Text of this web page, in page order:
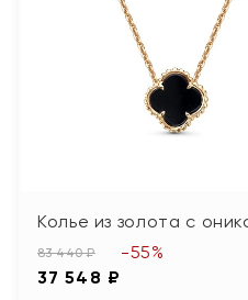
Колье из золота с
83 440 ₽
37 548 ₽
-55%